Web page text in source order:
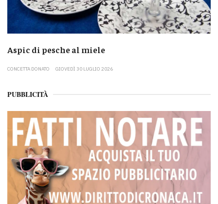
Aspic di pesche al miele
CONCETTA DONATO GIOVEDÌ 30 LUGLIO 2026
PUBBLICITÀ